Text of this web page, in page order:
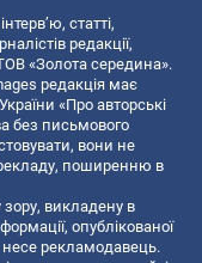
статті,
редакції,
«Золота середина».
редакція має
«Про авторські
без письмового
вони не
поширенню в
зору, викладену в
опублікованої
несе рекламодавець.